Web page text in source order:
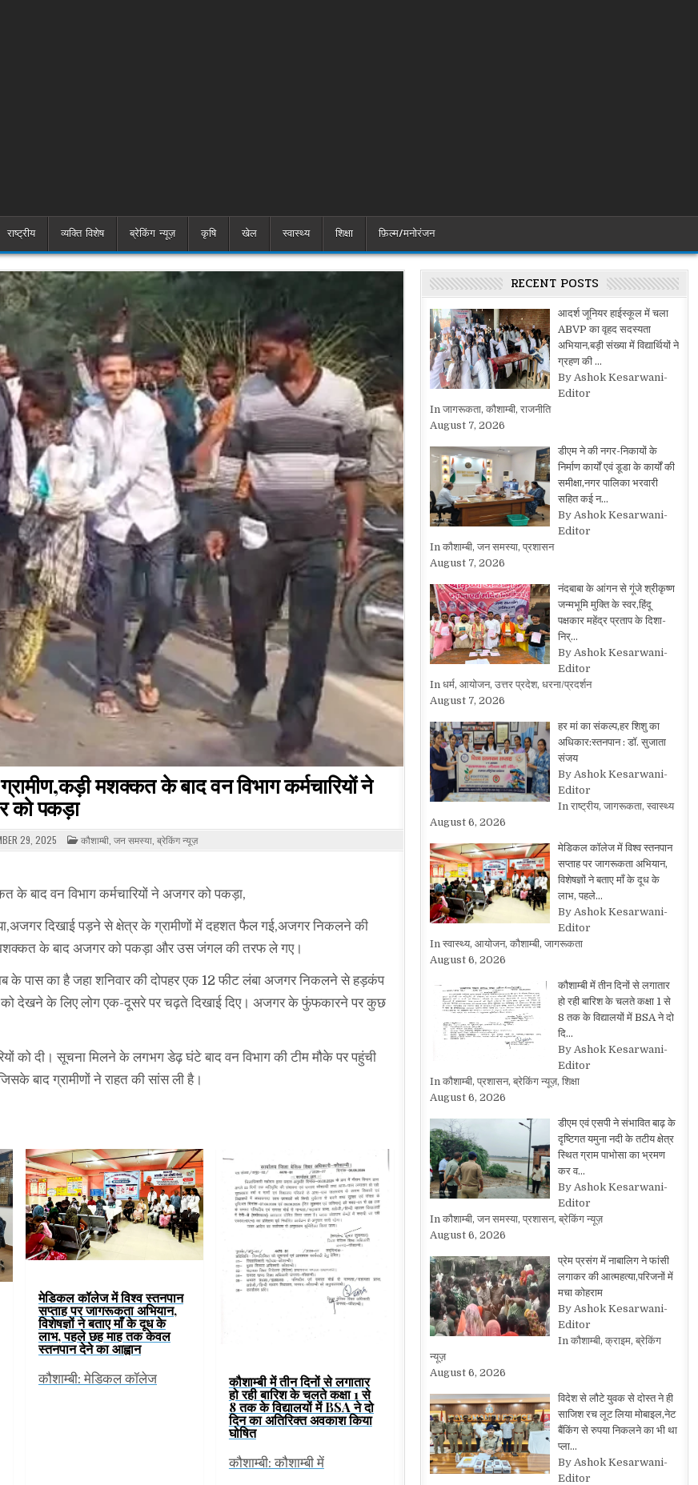
राष्ट्रीय व्यक्ति विशेष ब्रेकिंग न्यूज़ कृषि खेल स्वास्थ्य शिक्षा फ़िल्म/मनोरंजन
मशक्कत के बाद वन विभाग कर्मचारियों ने
को पकड़ा
29, 2025 POSTED
IN
कौशाम्बी, जन समस्या, ब्रेकिंग न्यूज़
बाद वन विभाग कर्मचारियों ने अजगर को पकड़ा,
दिखाई पड़ने से क्षेत्र के ग्रामीणों में दहशत फैल गई,अजगर निकलने की
मशक्कत के बाद अजगर को पकड़ा और उस जंगल की तरफ ले गए।
के पास का है जहा शनिवार की दोपहर एक 12 फीट लंबा अजगर निकलने से हड़कंप
देखने के लिए लोग एक-दूसरे पर चढ़ते दिखाई दिए। अजगर के फुंफकारने पर कुछ
को दी। सूचना मिलने के लगभग डेढ़ घंटे बाद वन विभाग की टीम मौके पर पहुंची
ग्रामीणों ने राहत की सांस ली है।
मेडिकल कॉलेज में विश्व स्तनपान
सप्ताह पर जागरूकता अभियान,
विशेषज्ञों ने बताए माँ के दूध के
लाभ, पहले छह माह तक केवल
स्तनपान देने का आह्वान
कौशाम्बी: मेडिकल कॉलेज कौशाम्बी में तीन दिनों से लगातार
हो रही बारिश के चलते कक्षा 1 से
8 तक के विद्यालयों में BSA ने दो
दिन का अतिरिक्त अवकाश किया
घोषित
कौशाम्बी: कौशाम्बी में
RECENT POSTS
आदर्श जूनियर हाईस्कूल में चला
ABVP का वृहद सदस्यता
अभियान,बड़ी संख्या में विद्यार्थियों ने
ग्रहण की …
By Ashok Kesarwani-
Editor
In जागरूकता, कौशाम्बी, राजनीति
August 7, 2026
डीएम ने की नगर-निकायों के
निर्माण कार्यों एवं डूडा के कार्यों की
समीक्षा,नगर पालिका भरवारी
सहित कई न…
By Ashok Kesarwani-
Editor
In कौशाम्बी, जन समस्या, प्रशासन
August 7, 2026
नंदबाबा के आंगन से गूंजे श्रीकृष्ण
जन्मभूमि मुक्ति के स्वर,हिंदू
पक्षकार महेंद्र प्रताप के दिशा-
निर्…
By Ashok Kesarwani-
Editor
In धर्म, आयोजन, उत्तर प्रदेश, धरना/प्रदर्शन
August 7, 2026
हर मां का संकल्प,हर शिशु का
अधिकार:स्तनपान : डॉ. सुजाता
संजय
By Ashok Kesarwani-
Editor
In राष्ट्रीय, जागरूकता, स्वास्थ्य
August 6, 2026
मेडिकल कॉलेज में विश्व स्तनपान
सप्ताह पर जागरूकता अभियान,
विशेषज्ञों ने बताए माँ के दूध के
लाभ, पहले…
By Ashok Kesarwani-
Editor
In स्वास्थ्य, आयोजन, कौशाम्बी, जागरूकता
August 6, 2026
कौशाम्बी में तीन दिनों से लगातार
हो रही बारिश के चलते कक्षा 1 से
8 तक के विद्यालयों में BSA ने दो
दि…
By Ashok Kesarwani-
Editor
In कौशाम्बी, प्रशासन, ब्रेकिंग न्यूज़, शिक्षा
August 6, 2026
डीएम एवं एसपी ने संभावित बाढ़ के
दृष्टिगत यमुना नदी के तटीय क्षेत्र
स्थित ग्राम पाभोसा का भ्रमण
कर व…
By Ashok Kesarwani-
Editor
In कौशाम्बी, जन समस्या, प्रशासन, ब्रेकिंग न्यूज़
August 6, 2026
प्रेम प्रसंग में नाबालिग ने फांसी
लगाकर की आत्महत्या,परिजनों में
मचा कोहराम
By Ashok Kesarwani-
Editor
In कौशाम्बी, क्राइम, ब्रेकिंग
न्यूज़
August 6, 2026
विदेश से लौटे युवक से दोस्त ने ही
साजिश रच लूट लिया मोबाइल,नेट
बैंकिंग से रुपया निकलने का भी था
प्ला…
By Ashok Kesarwani-
Editor